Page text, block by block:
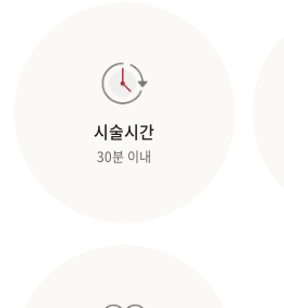
시술시간
30분 이내